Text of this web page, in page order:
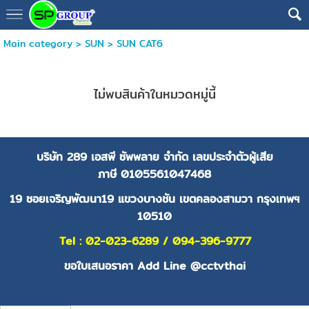
Main category> SUN > SUN CAT6
ไม่พบสินค้าในหมวดหมู่นี้
บริษัท 289 เอสพี ซัพพลาย จำกัด เลขประจำตัวผู้เสีย
ภาษี 0105561047468
19 ซอยเจริญพัฒนา19 แขวงบางชัน เขตคลองสามวา กรุงเทพฯ
10510
Tel : 02-023-6289 / 094-396-9777
ขอใบเสนอราคา Add Line @cctvthai